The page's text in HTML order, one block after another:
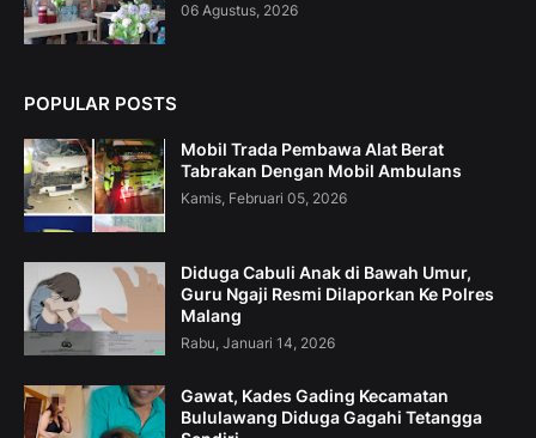
06 Agustus, 2026
POPULAR POSTS
Mobil Trada Pembawa Alat Berat
Tabrakan Dengan Mobil Ambulans
Kamis, Februari 05, 2026
Diduga Cabuli Anak di Bawah Umur,
Guru Ngaji Resmi Dilaporkan Ke Polres
Malang
Rabu, Januari 14, 2026
Gawat, Kades Gading Kecamatan
Bululawang Diduga Gagahi Tetangga